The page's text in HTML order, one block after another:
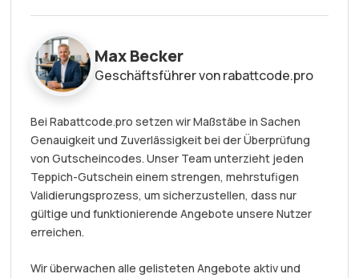
Max Becker
Geschäftsführer von rabattcode.pro
Bei Rabattcode.pro setzen wir Maßstäbe in Sachen
Genauigkeit und Zuverlässigkeit bei der Überprüfung
von Gutscheincodes. Unser Team unterzieht jeden
Teppich-Gutschein einem strengen, mehrstufigen
Validierungsprozess, um sicherzustellen, dass nur
gültige und funktionierende Angebote unsere Nutzer
erreichen.
Wir überwachen alle gelisteten Angebote aktiv und